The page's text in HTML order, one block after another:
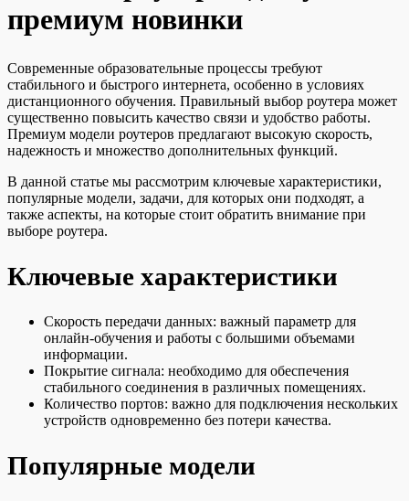
премиум новинки
Современные образовательные процессы требуют
стабильного и быстрого интернета, особенно в условиях
дистанционного обучения. Правильный выбор роутера может
существенно повысить качество связи и удобство работы.
Премиум модели роутеров предлагают высокую скорость,
надежность и множество дополнительных функций.
В данной статье мы рассмотрим ключевые характеристики,
популярные модели, задачи, для которых они подходят, а
также аспекты, на которые стоит обратить внимание при
выборе роутера.
Ключевые характеристики
Скорость передачи данных: важный параметр для
онлайн-обучения и работы с большими объемами
информации.
Покрытие сигнала: необходимо для обеспечения
стабильного соединения в различных помещениях.
Количество портов: важно для подключения нескольких
устройств одновременно без потери качества.
Популярные модели